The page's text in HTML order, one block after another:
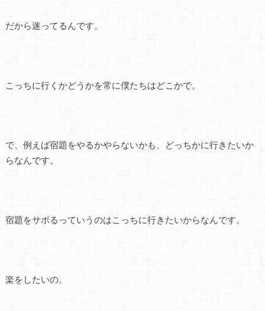
だから迷ってるんです。
こっちに行くかどうかを常に僕たちはどこかで。
で、例えば宿題をやるかやらないかも、どっちかに行きたいか
らなんです。
宿題をサボるっていうのはこっちに行きたいからなんです。
楽をしたいの。